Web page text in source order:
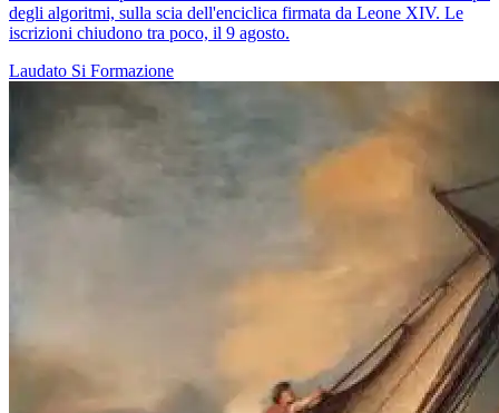
degli algoritmi, sulla scia dell'enciclica firmata da Leone XIV. Le
iscrizioni chiudono tra poco, il 9 agosto.
Laudato Si Formazione